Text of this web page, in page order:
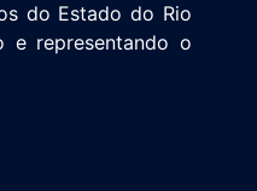
do Estado do Rio
e representando o